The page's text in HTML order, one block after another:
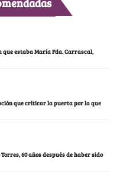
que estaba María Fda. Carrascal,
que criticar la puerta por la que
60 años después de haber sido